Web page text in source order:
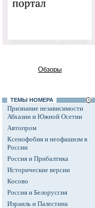
Обзоры
ТЕМЫ НОМЕРА
Признание независимости
Абхазии и Южной Осетии
Автопром
Ксенофобия и неофашизм в
России
Россия и Прибалтика
Исторические версии
Косово
Россия и Белоруссия
Израиль и Палестина